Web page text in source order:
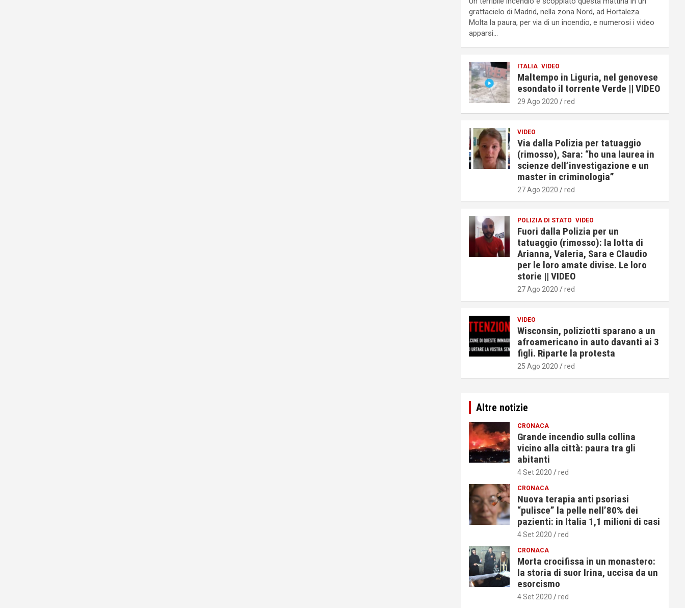
grattacielo di Madrid, nella zona Nord, ad Hortaleza.
Molta la paura, per via di un incendio, e numerosi i video
apparsi…
ITALIA VIDEO
Maltempo in Liguria, nel genovese
esondato il torrente Verde || VIDEO
29 Ago 2020 red
VIDEO
Via dalla Polizia per tatuaggio
(rimosso), Sara: “ho una laurea in
scienze dell’investigazione e un
master in criminologia”
27 Ago 2020 red
POLIZIA DI STATO VIDEO
Fuori dalla Polizia per un
tatuaggio (rimosso): la lotta di
Arianna, Valeria, Sara e Claudio
per le loro amate divise. Le loro
storie || VIDEO
27 Ago 2020 red
VIDEO
Wisconsin, poliziotti sparano a un
afroamericano in auto davanti ai 3
figli. Riparte la protesta
25 Ago 2020 red
Altre notizie
CRONACA
Grande incendio sulla collina
vicino alla città: paura tra gli
abitanti
4 Set 2020 red
CRONACA
Nuova terapia anti psoriasi
“pulisce” la pelle nell’80% dei
pazienti: in Italia 1,1 milioni di casi
4 Set 2020 red
CRONACA
Morta crocifissa in un monastero:
la storia di suor Irina, uccisa da un
esorcismo
4 Set 2020 red